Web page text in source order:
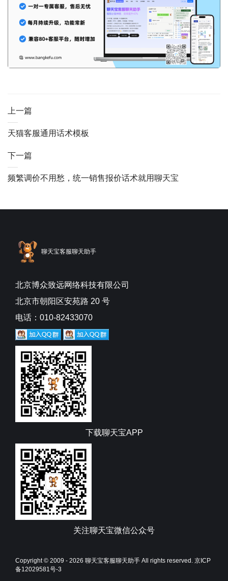
上一篇
天猫客服通用话术模板
下一篇
频繁调价不用愁，统一销售报价话术就用聊天宝
聊天宝客服聊天助手
北京博众致远网络科技有限公司
北京市朝阳区安苑路 20 号
电话：010-82433070
下载聊天宝APP
关注聊天宝微信公众号
Copyright © 2009 - 2026 聊天宝客服聊天助手 All rights reserved. 京ICP
备12029581号-3